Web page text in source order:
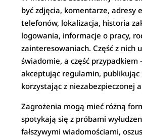
być zdjęcia, komentarze, adresy
telefonów, lokalizacja, historia
logowania, informacje o pracy,
zainteresowaniach. Część z nich
świadomie, a część
akceptując regulamin, publikując
korzystając z niezabezpieczonej
Zagrożenia mogą mieć różną
spotykają się z próbami
fałszywymi wiadomościami,